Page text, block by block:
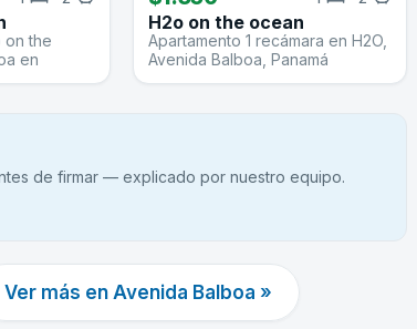
on the
en
H2o on the ocean
Apartamento 1 recámara en H2O,
Avenida Balboa, Panamá
de firmar — explicado por nuestro equipo.
Ver más en Avenida Balboa »